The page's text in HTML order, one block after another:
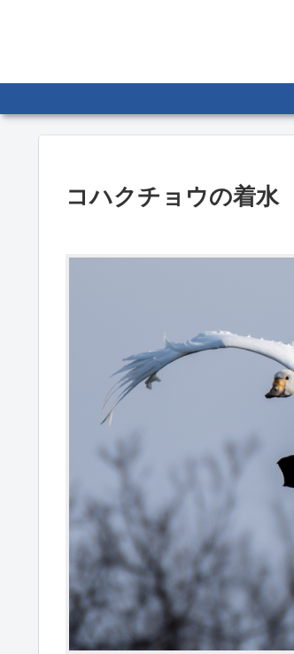
コハクチョウの着水